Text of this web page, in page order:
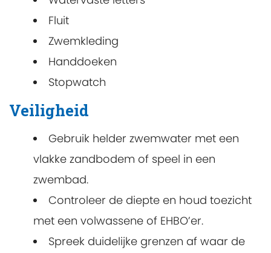
Fluit
Zwemkleding
Handdoeken
Stopwatch
Veiligheid
Gebruik helder zwemwater met een
vlakke zandbodem of speel in een
zwembad.
Controleer de diepte en houd toezicht
met een volwassene of EHBO’er.
Spreek duidelijke grenzen af waar de